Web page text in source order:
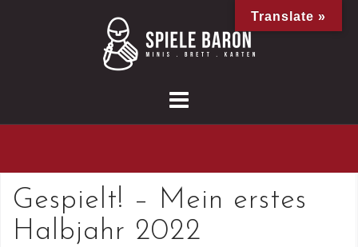
Gespielt! – Mein erstes
Halbjahr 2022
Translate »